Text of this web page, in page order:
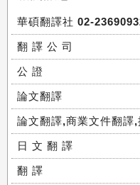
華碩翻譯社 02-
翻 譯 公 司
公 證
論文翻譯
論文翻譯,商業文件翻譯
日 文 翻 譯
翻 譯